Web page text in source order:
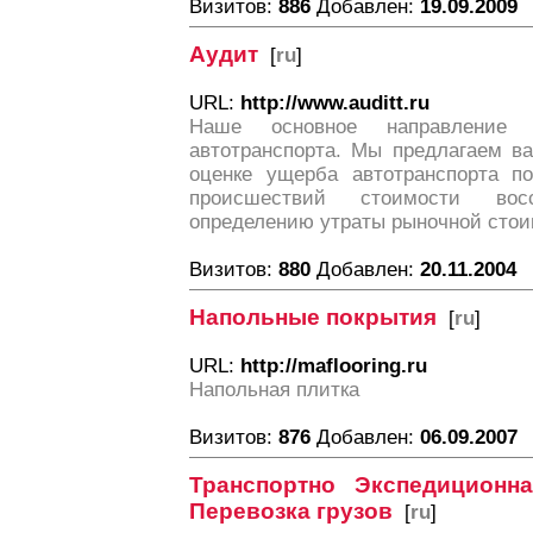
Визитов: 886 Добавлен: 19.09.2009
Аудит [ru]
URL: http://www.auditt.ru
Наше основное направление
автотранспорта. Мы предлагаем
оценке ущерба автотранспорта
происшествий стоимости
определению утраты рыночной
Визитов: 880 Добавлен: 20.11.2004
Напольные покрытия [ru]
URL: http://maflooring.ru
Напольная плитка
Визитов: 876 Добавлен: 06.09.2007
Транспортно
Перевозка грузов [ru]